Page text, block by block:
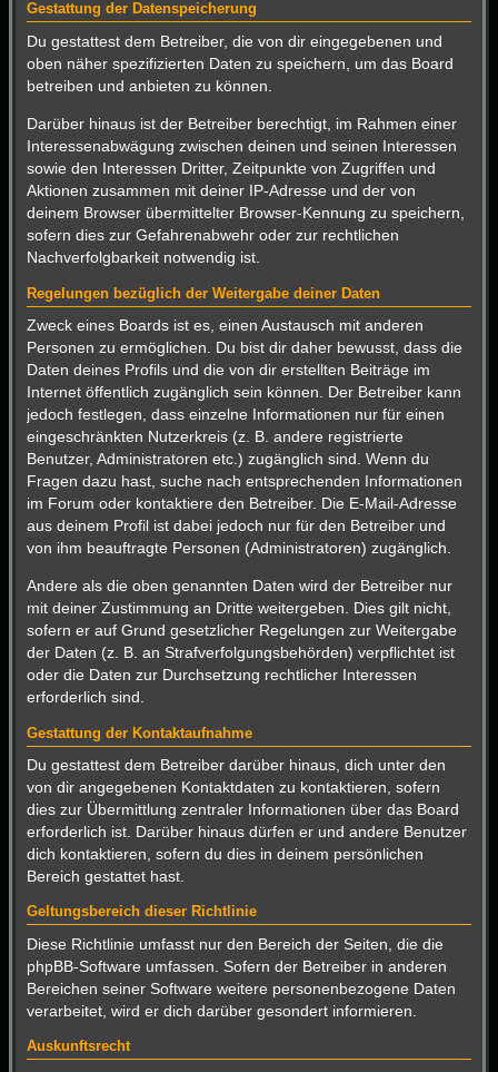
Gestattung der Datenspeicherung
Du gestattest dem Betreiber, die von dir eingegebenen und
oben näher spezifizierten Daten zu speichern, um das Board
betreiben und anbieten zu können.
Darüber hinaus ist der Betreiber berechtigt, im Rahmen einer
Interessenabwägung zwischen deinen und seinen Interessen
sowie den Interessen Dritter, Zeitpunkte von Zugriffen und
Aktionen zusammen mit deiner IP-Adresse und der von
deinem Browser übermittelter Browser-Kennung zu speichern,
sofern dies zur Gefahrenabwehr oder zur rechtlichen
Nachverfolgbarkeit notwendig ist.
Regelungen bezüglich der Weitergabe deiner Daten
Zweck eines Boards ist es, einen Austausch mit anderen
Personen zu ermöglichen. Du bist dir daher bewusst, dass die
Daten deines Profils und die von dir erstellten Beiträge im
Internet öffentlich zugänglich sein können. Der Betreiber kann
jedoch festlegen, dass einzelne Informationen nur für einen
eingeschränkten Nutzerkreis (z. B. andere registrierte
Benutzer, Administratoren etc.) zugänglich sind. Wenn du
Fragen dazu hast, suche nach entsprechenden Informationen
im Forum oder kontaktiere den Betreiber. Die E-Mail-Adresse
aus deinem Profil ist dabei jedoch nur für den Betreiber und
von ihm beauftragte Personen (Administratoren) zugänglich.
Andere als die oben genannten Daten wird der Betreiber nur
mit deiner Zustimmung an Dritte weitergeben. Dies gilt nicht,
sofern er auf Grund gesetzlicher Regelungen zur Weitergabe
der Daten (z. B. an Strafverfolgungsbehörden) verpflichtet ist
oder die Daten zur Durchsetzung rechtlicher Interessen
erforderlich sind.
Gestattung der Kontaktaufnahme
Du gestattest dem Betreiber darüber hinaus, dich unter den
von dir angegebenen Kontaktdaten zu kontaktieren, sofern
dies zur Übermittlung zentraler Informationen über das Board
erforderlich ist. Darüber hinaus dürfen er und andere Benutzer
dich kontaktieren, sofern du dies in deinem persönlichen
Bereich gestattet hast.
Geltungsbereich dieser Richtlinie
Diese Richtlinie umfasst nur den Bereich der Seiten, die die
phpBB-Software umfassen. Sofern der Betreiber in anderen
Bereichen seiner Software weitere personenbezogene Daten
verarbeitet, wird er dich darüber gesondert informieren.
Auskunftsrecht